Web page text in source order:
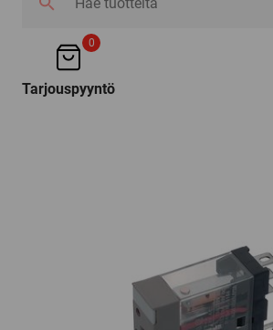
tuotteita
0
Tarjouspyyntö